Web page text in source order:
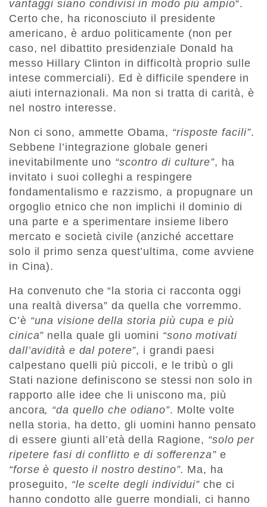
vantaggi siano condivisi in modo più ampio“.
Certo che, ha riconosciuto il presidente
americano, è arduo politicamente (non per
caso, nel dibattito presidenziale Donald ha
messo Hillary Clinton in difficoltà proprio sulle
intese commerciali). Ed è difficile spendere in
aiuti internazionali. Ma non si tratta di carità, è
nel nostro interesse.
Non ci sono, ammette Obama, “risposte facili”.
Sebbene l’integrazione globale generi
inevitabilmente uno “scontro di culture”, ha
invitato i suoi colleghi a respingere
fondamentalismo e razzismo, a propugnare un
orgoglio etnico che non implichi il dominio di
una parte e a sperimentare insieme libero
mercato e società civile (anziché accettare
solo il primo senza quest’ultima, come avviene
in Cina).
Ha convenuto che “la storia ci racconta oggi
una realtà diversa” da quella che vorremmo.
C’è “una visione della storia più cupa e più
cinica” nella quale gli uomini “sono motivati
dall’avidità e dal potere”, i grandi paesi
calpestano quelli più piccoli, e le tribù o gli
Stati nazione definiscono se stessi non solo in
rapporto alle idee che li uniscono ma, più
ancora, “da quello che odiano”. Molte volte
nella storia, ha detto, gli uomini hanno pensato
di essere giunti all’età della Ragione, “solo per
ripetere fasi di conflitto e di sofferenza”e
“forse è questo il nostro destino”. Ma, ha
proseguito, “le scelte degli individui” che ci
hanno condotto alle guerre mondiali, ci hanno